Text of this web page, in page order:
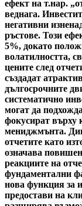
ефект на т.нар.
веднага.
негативни
ръстове. Този
5%, докато
волатилността,
цените след
създадат
дългосрочните
систематично
могат да
фокусират върху
мениджмънта.
отчетите като
означава
реакциите на
фундаментални
нова функция за
предостави на